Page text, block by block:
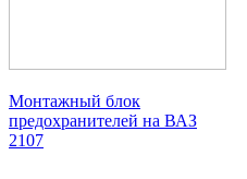
Монтажный блок
предохранителей на ВАЗ
2107